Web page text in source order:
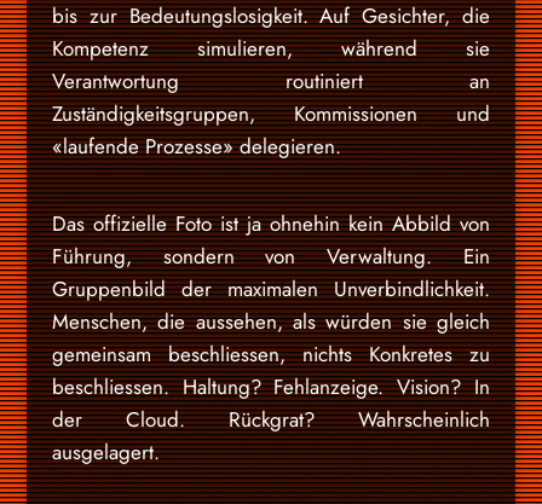
bis zur Bedeutungslosigkeit. Auf Gesichter, die
Kompetenz simulieren, während sie
Verantwortung routiniert an
Zuständigkeitsgruppen, Kommissionen und
«laufende Prozesse» delegieren.
Das offizielle Foto ist ja ohnehin kein Abbild von
Führung, sondern von Verwaltung. Ein
Gruppenbild der maximalen Unverbindlichkeit.
Menschen, die aussehen, als würden sie gleich
gemeinsam beschliessen, nichts Konkretes zu
beschliessen. Haltung? Fehlanzeige. Vision? In
der Cloud. Rückgrat? Wahrscheinlich
ausgelagert.